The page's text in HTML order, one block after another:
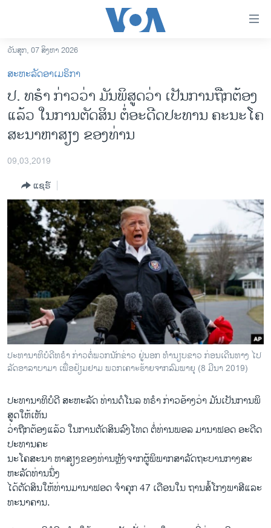
ເຂົ້າ
ຫາ
ຂ້າມ
ຂ້າມ
ໄປ
ຫາ
ຊອກ
ອາເມຣິກາ
ການເລືອກຕັ້ງ ປະທານາທີບໍດີ ສະຫະລັດ 2024
ອິດສະຫຼະພາບດ້ານການຂ່າວ
ຊີວິດຊາວລາວ
ຊຸມຊົນຊາວລາວ
ວິທະຍາສາດ-ເທັກໂນໂລຈີ
ທຸລະກິດ
ພາສາອັງກິດ
ວີດີໂອ
ສຽງ
ລາຍງານ
ຕິດຕາມພວກເຮົາ ທີ່
ພາສາຕ່າງໆ
ວັນສຸກ, 07 ສິງຫາ 2026
ສະຫະລັດອາເມຣິກາ
ປ. ທ​ຣຳ ກ່າວ​ວ່າ ມັນ​ພິ​ສູດວ່າ ເປັນ​ການ​ຖືກ​ຕ້ອງ​
ແລ້ວ ໃນ​ການ​ຕັດ​ສິນ​ ​ຕໍ່ອະ​ດີດປະ​ທານ ຄະ​ນະ​ໂຄ​
ສະ​ນາ​ຫາ​ສຽງ ຂອງ​ທ່ານ
09,03,2019
ແຊຣ໌
​ປະ​ທາ​ນາ​ທິ​ບໍ​ດີ​ທ​ຣຳ ກ່າວ​ຕໍ່​ພວກ​ນັກ​ຂ່າວ ຢູ່ນອກ ທຳ​ນຽບ​ຂາວ ກ່ອນ​ເດີນ​ທາງ ໄປ​
ລັດ​ອາ​ລາ​ບາ​ມາ ເພື່ອ​ຢ້ຽມ​ຢາມ ພວກ​ເຄາະຮ້າຍ​ຈາກ​ລົມ​ພາ​ຍຸ (8 ມີ​ນາ 2019)
ປະ​ທາ​ນາ​ທິ​ບໍ​ດີ ​ສະ​ຫະ​ລັດ ທ່ານ​ດໍ​ໂນ​ລ ທ​ຣຳ ​ກ່າວ​ອ້າງວ່າ ມັນເປັນ​ການ​ພິ​
ສູດໃຫ້​ເຫັນ​
ວ່າຖືກ​ຕ້ອງແລ້ວ ໃນ​ການ​ຕັດ​ສິນ​ລົງ​ໂທດ ຕໍ່ທ່ານພອລ ມານາຟອດ ອະດີດ
ປະທານຄະ
ນະໂຄສະນາ ຫາສຽງຂອງທ່ານຫຼັງ​ຈາກ​ຜູ້​ພິ​ພາກ​ສາ​ລັດ​ຖະ​ບານກາງ​ສະ​
ຫະ​ລັດທ່ານ​ນຶ່ງ
ໄດ້​ຕັດ​ສິນ​ໃຫ້​ທ່ານ​ມາ​ນາ​ຟອດ ຈຳຄຸກ 47 ເດືອນໃນ ຖານສໍ້ໂກງພາສີແລະ
ທະນາຄານ.